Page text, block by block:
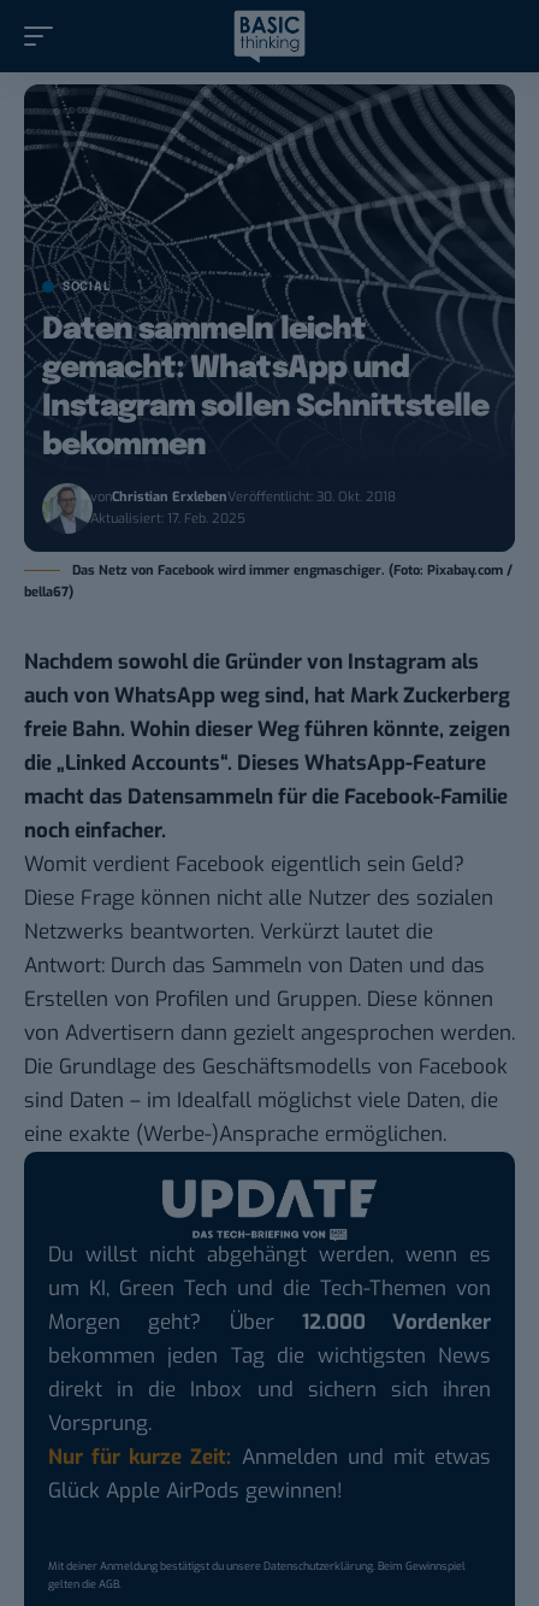
SOCIAL
Daten sammeln leicht
gemacht: WhatsApp und
Instagram sollen Schnittstelle
bekommen
vonChristian ErxlebenVeröffentlicht: 30. Okt. 2018
Aktualisiert: 17. Feb. 2025
Das Netz von Facebook wird immer engmaschiger. (Foto: Pixabay.com /
bella67)
Nachdem sowohl die Gründer von Instagram als
auch von WhatsApp weg sind, hat Mark Zuckerberg
freie Bahn. Wohin dieser Weg führen könnte, zeigen
die „Linked Accounts“. Dieses WhatsApp-Feature
macht das Datensammeln für die Facebook-Familie
noch einfacher.
Womit verdient Facebook eigentlich sein Geld?
Diese Frage können nicht alle Nutzer des sozialen
Netzwerks beantworten. Verkürzt lautet die
Antwort: Durch das Sammeln von Daten und das
Erstellen von Profilen und Gruppen. Diese können
von Advertisern dann gezielt angesprochen werden.
Die Grundlage des Geschäftsmodells von Facebook
sind Daten – im Idealfall möglichst viele Daten, die
eine exakte (Werbe-)Ansprache ermöglichen.
Du willst nicht abgehängt werden, wenn es
um KI, Green Tech und die Tech-Themen von
Morgen geht? Über 12.000 Vordenker
bekommen jeden Tag die wichtigsten News
direkt in die Inbox und sichern sich ihren
Vorsprung.
Nur für kurze Zeit: Anmelden und mit etwas
Glück Apple AirPods gewinnen!
Mit deiner Anmeldung bestätigst du unsereDatenschutzerklärung. Beim Gewinnspiel
gelten dieAGB.